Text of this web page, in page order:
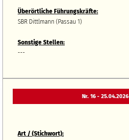
Überörtliche Führungskräfte:
SBR Dittlmann (Passau 1)
Sonstige Stellen:
---
Nr. 16 - 25.04.2026
Art / (Stichwort):